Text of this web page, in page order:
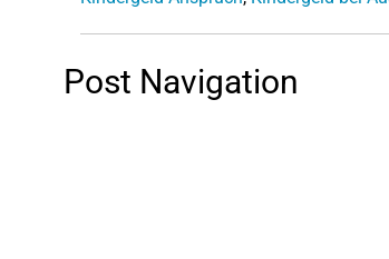
Post Navigation